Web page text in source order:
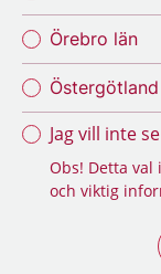
Örebro län
Östergötland
Jag vill inte
Obs! Detta
och viktig